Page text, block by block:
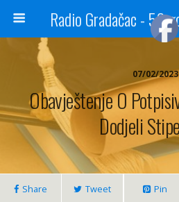
07/02/2023
Obavještenje O
Dodjeli
Share Tweet Pin